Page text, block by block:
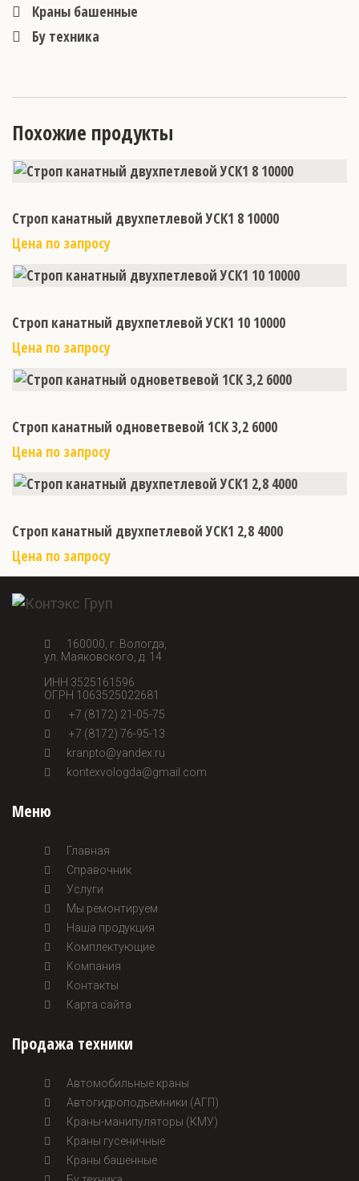
Краны башенные
Бу техника
Похожие продукты
Строп канатный двухпетлевой УСК1 8 10000
Цена по запросу
Строп канатный двухпетлевой УСК1 10 10000
Цена по запросу
Строп канатный одноветвевой 1СК 3,2 6000
Цена по запросу
Строп канатный двухпетлевой УСК1 2,8 4000
Цена по запросу
160000, г. Вологда,
ул. Маяковского, д. 14
ИНН 3525161596
ОГРН 1063525022681
+7 (8172) 21-05-75
+7 (8172) 76-95-13
kranpto@yandex.ru
kontexvologda@gmail.com
Меню
Главная
Справочник
Услуги
Мы ремонтируем
Наша продукция
Комплектующие
Компания
Контакты
Карта сайта
Продажа техники
Автомобильные краны
Автогидроподъёмники (АГП)
Краны-манипуляторы (КМУ)
Краны гусеничные
Краны башенные